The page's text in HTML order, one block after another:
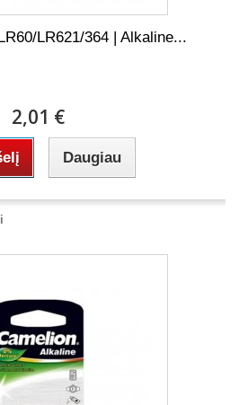
LR621/364 | Alkaline...
2,01 €
Daugiau